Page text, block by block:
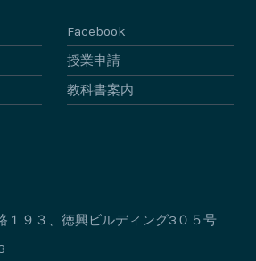
Facebook
授業申請
教科書案内
１９３、徳興ビルディング3０５号